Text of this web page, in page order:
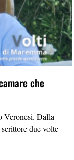
che
Veronesi. Dalla
due volte